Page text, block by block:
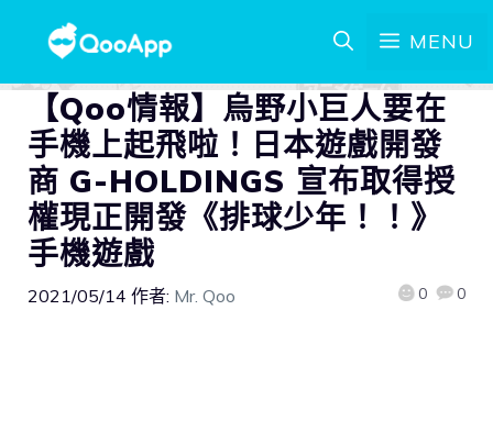
MENU
【Qoo情報】烏野小巨人要在
手機上起飛啦！日本遊戲開發
商 G-HOLDINGS 宣布取得授
權現正開發《排球少年！！》
手機遊戲
2021/05/14 作者: Mr. Qoo 0 0